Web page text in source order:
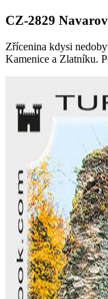
CZ-2829 Navarov
Zřícenina kdysi
Kamenice a Zlatníku.